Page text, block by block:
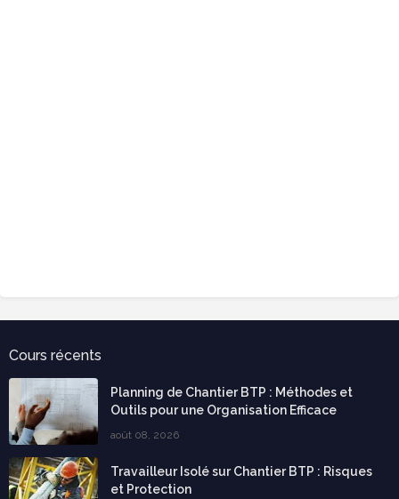
Cours récents
Planning de Chantier BTP : Méthodes et
Outils pour une Organisation Efficace
août 08, 2026
Travailleur Isolé sur Chantier BTP : Risques
et Protection